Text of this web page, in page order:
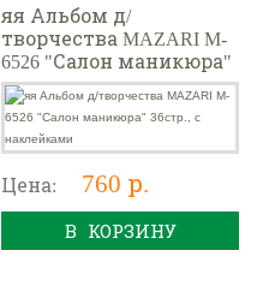
яя Альбом д/
творчества MAZARI M-
6526 "Салон маникюра"
36стр., с наклейками
Цена: 760 р.
В КОРЗИНУ